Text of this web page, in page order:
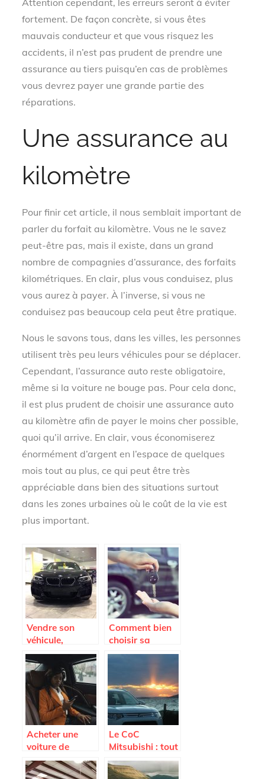
fortement. De façon concrète, si vous êtes
mauvais conducteur et que vous risquez les
accidents, il n’est pas prudent de prendre une
assurance au tiers puisqu’en cas de problèmes
vous devrez payer une grande partie des
réparations.
Une assurance au
kilomètre
Pour finir cet article, il nous semblait important de
parler du forfait au kilomètre. Vous ne le savez
peut-être pas, mais il existe, dans un grand
nombre de compagnies d’assurance, des forfaits
kilométriques. En clair, plus vous conduisez, plus
vous aurez à payer. À l’inverse, si vous ne
conduisez pas beaucoup cela peut être pratique.
Nous le savons tous, dans les villes, les personnes
utilisent très peu leurs véhicules pour se déplacer.
Cependant, l’assurance auto reste obligatoire,
même si la voiture ne bouge pas. Pour cela donc,
il est plus prudent de choisir une assurance auto
au kilomètre afin de payer le moins cher possible,
quoi qu’il arrive. En clair, vous économiserez
énormément d’argent en l’espace de quelques
mois tout au plus, ce qui peut être très
appréciable dans bien des situations surtout
dans les zones urbaines où le coût de la vie est
plus important.
Vendre son
véhicule,
comment faire ?
Comment bien
choisir sa
voiture ?
Acheter une
voiture de
seconde main,
focus sur le côté
Le CoC
Mitsubishi : tout
savoir sur ce
document